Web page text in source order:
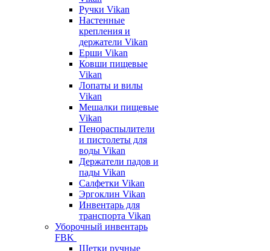
Ручки Vikan
Настенные
крепления и
держатели Vikan
Ерши Vikan
Ковши пищевые
Vikan
Лопаты и вилы
Vikan
Мешалки пищевые
Vikan
Пенораспылители
и пистолеты для
воды Vikan
Держатели падов и
пады Vikan
Салфетки Vikan
Эргоклин Vikan
Инвентарь для
транспорта Vikan
Уборочный инвентарь
FBK
Щетки ручные